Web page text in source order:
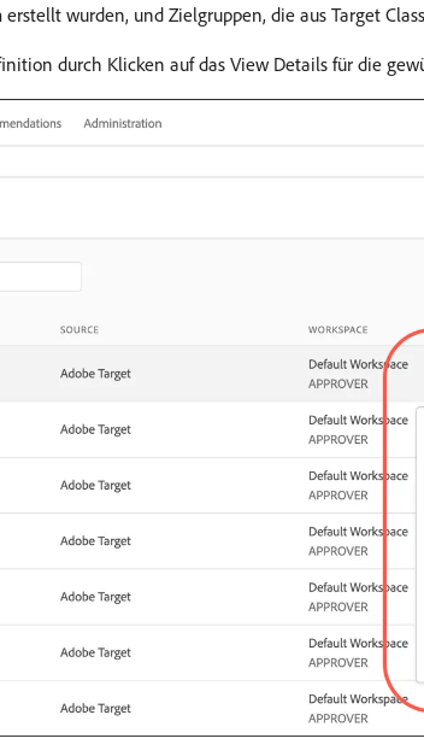
wurden, und Zielgruppen, die aus Target
durch Klicken auf das View Details für die